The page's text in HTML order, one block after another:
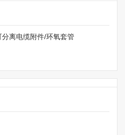
离电缆附件/环氧套管